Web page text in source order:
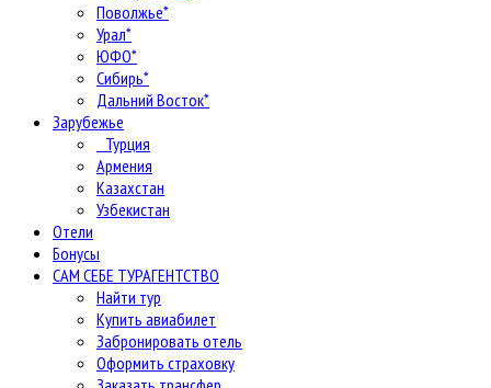
Поволжье*
Урал*
ЮФО*
Сибирь*
Дальний Восток*
Зарубежье
Турция
Армения
Казахстан
Узбекистан
Отели
Бонусы
САМ СЕБЕ ТУРАГЕНТСТВО
Найти тур
Купить авиабилет
Забронировать отель
Оформить страховку